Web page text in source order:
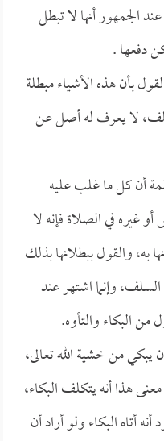
الجمهور أنها لا تبطل
دفعها .
بأن هذه الأشياء مبطلة
لا يعرف له أصل عن
أن كل ما غلب عليه
غيره في الصلاة فإنه لا
به، والقول ببطلانها بذلك
وإنما اشتهر عند
من البكاء والتأوه.
يبكي من خشية الله تعالى،
هذا أنه يتكلف البكاء،
أتاه البكاء ولو أراد أن